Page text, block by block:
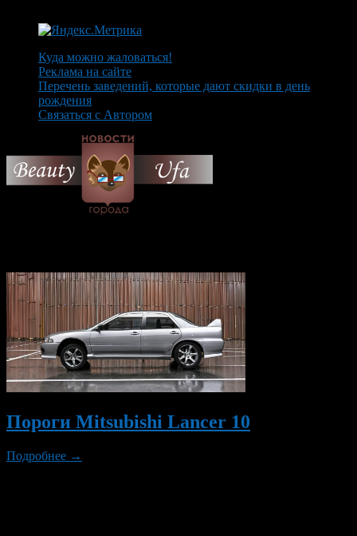
Куда можно жаловаться!
Реклама на сайте
Перечень заведений, которые дают скидки в день
рождения
Связаться с Автором
Пороги Mitsubishi Lancer 10
Подробнее →